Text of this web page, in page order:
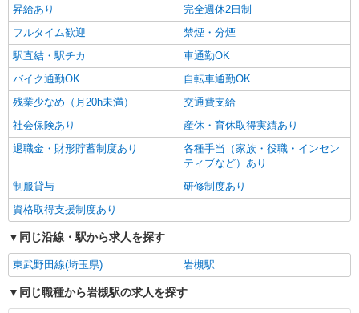
昇給あり
完全週休2日制
フルタイム歓迎
禁煙・分煙
駅直結・駅チカ
車通勤OK
バイク通勤OK
自転車通勤OK
残業少なめ（月20h未満）
交通費支給
社会保険あり
産休・育休取得実績あり
退職金・財形貯蓄制度あり
各種手当（家族・役職・インセン
ティブなど）あり
制服貸与
研修制度あり
資格取得支援制度あり
同じ沿線・駅から求人を探す
東武野田線(埼玉県) 岩槻駅
同じ職種から岩槻駅の求人を探す